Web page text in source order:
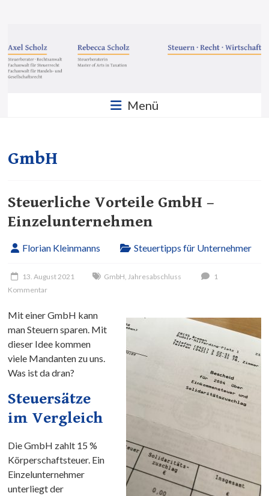
·
Recht
Wirtschaft
GbR
Menü
GmbH
Steuerliche Vorteile GmbH –
Einzelunternehmen
Florian Kleinmanns Steuertipps für Unternehmer
13. August 2021 GmbH Jahresabschluss
1
Kommentar
Mit einer GmbH kann
man Steuern sparen. Mit
dieser Idee kommen
viele Mandanten zu uns.
Was ist da dran?
Steuersätze
im Vergleich
Die GmbH zahlt 15 %
Körperschaftsteuer. Ein
Einzelunternehmer
unterliegt der